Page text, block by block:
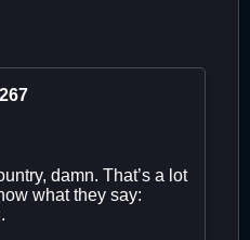
damn. That’s a lot
what they say: